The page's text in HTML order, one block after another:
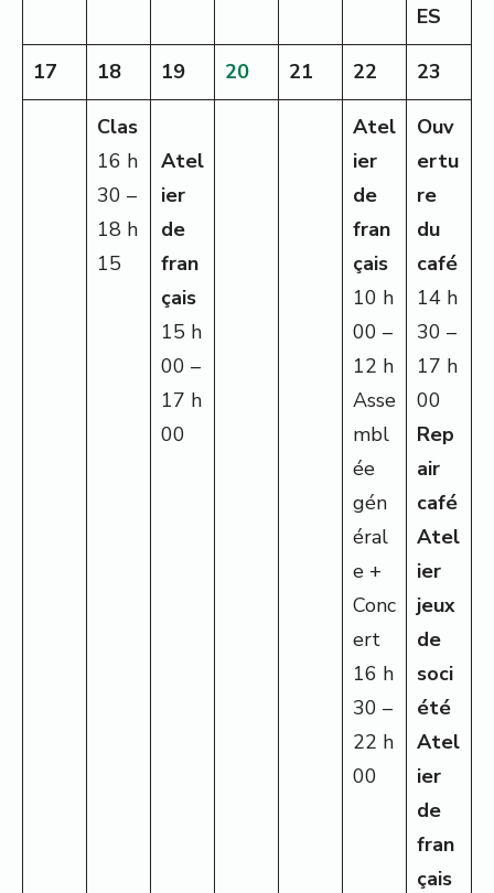
ES
17 18 19 20 21 22 23
Clas
16 h
30 –
18 h
15
Atel
ier
de
fran
çais
15 h
00 –
17 h
00
Atel
ier
de
fran
çais
10 h
00 –
12 h
Asse
mbl
ée
gén
éral
e +
Conc
ert
16 h
30 –
22 h
00
Ouv
ertu
re
du
café
14 h
30 –
17 h
00
Rep
air
café
Atel
ier
jeux
de
soci
été
Atel
ier
de
fran
çais